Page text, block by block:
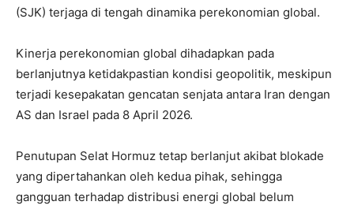
(SJK) terjaga di tengah dinamika perekonomian global.
Kinerja perekonomian global dihadapkan pada
berlanjutnya ketidakpastian kondisi geopolitik, meskipun
terjadi kesepakatan gencatan senjata antara Iran dengan
AS dan Israel pada 8 April 2026.
Penutupan Selat Hormuz tetap berlanjut akibat blokade
yang dipertahankan oleh kedua pihak, sehingga
gangguan terhadap distribusi energi global belum